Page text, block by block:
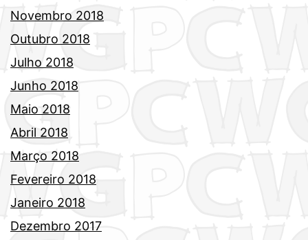
Novembro 2018
Outubro 2018
Julho 2018
Junho 2018
Maio 2018
Abril 2018
Março 2018
Fevereiro 2018
Janeiro 2018
Dezembro 2017